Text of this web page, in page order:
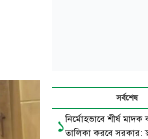
সর্বশেষ
১নির্মোহভাবে শীর্ষ মাদক
তালিকা করবে সরকার: